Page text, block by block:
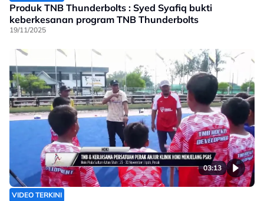
Produk TNB Thunderbolts : Syed Syafiq bukti
keberkesanan program TNB Thunderbolts
19/11/2025
03:13
VIDEO TERKINI